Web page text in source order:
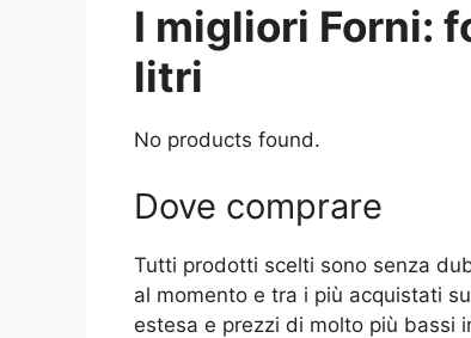
I migliori Forni:
litri
No products found.
Dove comprare
Tutti prodotti scelti sono senza
al momento e tra i più acquistati
estesa e prezzi di molto più bassi